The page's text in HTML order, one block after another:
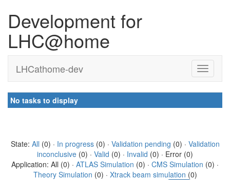
Development for
LHC@home
LHCathome-dev
No tasks to display
State: All (0) · In progress(0) · Validation pending (0) · Validation
inconclusive (0) · Valid (0) · Invalid (0) · Error (0)
Application: All (0) · ATLAS Simulation (0) · CMS Simulation (0) ·
Theory Simulation (0) · Xtrack beam simulation (0)